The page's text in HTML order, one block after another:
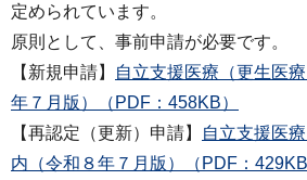
定められています。
原則として、事前申請が必要です。
【新規申請】
自立支援医療（更生医
年７月版）（PDF：458KB）
【再認定（更新）申請】
自立支援医
内（令和８年７月版）（PDF：429KB